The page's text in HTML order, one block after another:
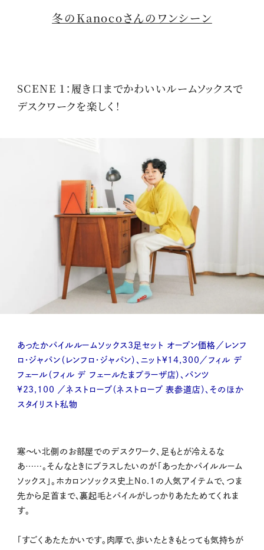
冬のKanocoさんのワンシーン
SCENE 1：履き口までかわいいルームソックスで
デスクワークを楽しく！
あったかパイルルームソックス3足セット オープン価格／レンフ
ロ・ジャパン（レンフロ・ジャパン）、ニット¥14,300／フィル デ
フェール（フィル デ フェールたまプラーザ店）、パンツ
¥23,100 ／ネストローブ（ネストローブ 表参道店）、そのほか
スタイリスト私物
寒〜い北側のお部屋でのデスクワーク、足もとが冷えるな
あ……。そんなときにプラスしたいのが「あったかパイルルーム
ソックス」。ホカロンソックス史上No.1の人気アイテムで、つま
先から足首まで、裏起毛とパイルがしっかりあたためてくれま
す。
「すごくあたたかいです。肉厚で、歩いたときもとっても気持ちが